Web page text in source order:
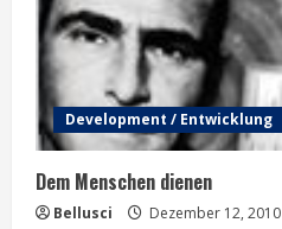
Development / Entwicklung
Dem Menschen dienen
Bellusci Dezember 12, 2010